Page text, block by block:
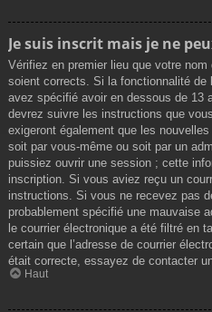
Je suis inscrit mais je ne
Vérifiez en premier lieu que votre
soient corrects. Si la fonctionnalité
avez spécifié avoir en dessous de 13
devrez suivre les instructions que
exigeront également que les
soit par vous-même ou soit par un
puissiez ouvrir une session ; cette
inscription. Si vous aviez reçu un
instructions. Si vous ne recevez pas
probablement spécifié une mauvaise
le courrier électronique a été filtré en
certain que l’adresse de courrier
était correcte, essayez de contacter
Haut